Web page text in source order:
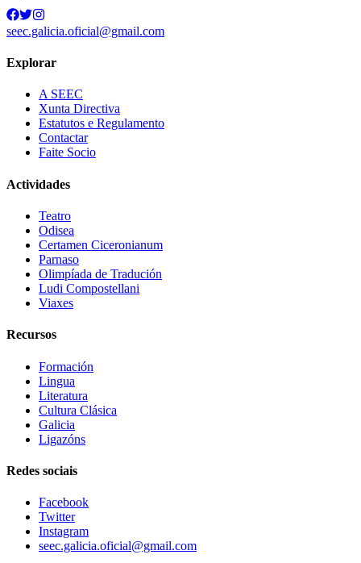
seec.galicia.oficial@gmail.com
Explorar
A SEEC
Xunta Directiva
Estatutos e Regulamento
Contactar
Faite Socio
Actividades
Teatro
Odisea
Certamen Ciceronianum
Parnaso
Olimpíada de Tradución
Ludi Compostellani
Viaxes
Recursos
Formación
Lingua
Literatura
Cultura Clásica
Galicia
Ligazóns
Redes sociais
Facebook
Twitter
Instagram
seec.galicia.oficial@gmail.com